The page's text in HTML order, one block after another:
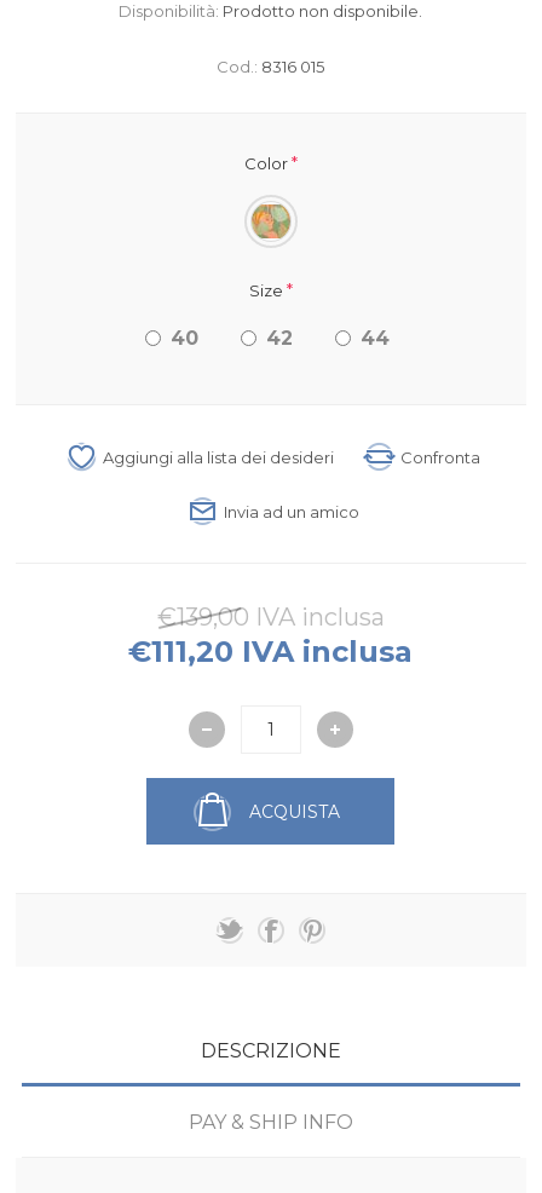
Disponibilità: Prodotto non disponibile.
Cod.: 8316 015
Color*
Size *
40 42 44
Aggiungi alla lista dei desideri Confronta
Invia ad un amico
€139,00 IVA inclusa
€111,20 IVA inclusa
ACQUISTA
DESCRIZIONE
PAY & SHIP INFO